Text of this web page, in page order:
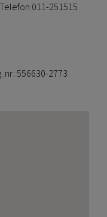
011-251515
nr: 556630-2773